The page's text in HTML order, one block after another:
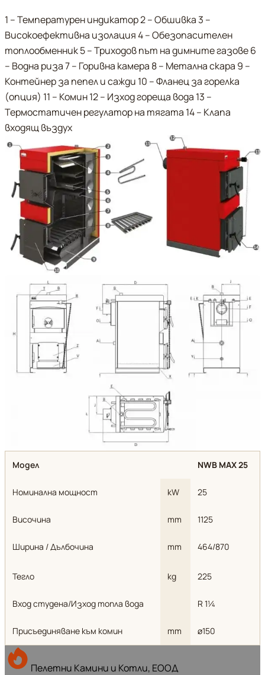
1 – Температурен индикатор 2 – Обшивка 3 –
Високоефективна изолация 4 – Обезопасителен
топлообменник 5 – Триходов път на димните газове 6
– Водна риза 7 – Горивна камера 8 – Метална скара 9 –
Контейнер за пепел и сажди 10 – Фланец за горелка
(опция) 11 – Комин 12 – Изход гореща вода 13 –
Термостатичен регулатор на тягата 14 – Клапа
входящ въздух
Модел NWB MAX 25
Номинална мощност kW 25
Височина mm 1125
Ширина / Дълбочина mm 464/870
Тегло kg 225
Вход студена/Изход топла вода R 1¼
Присъединяване към комин mm ø150
Пелетни Камини и Котли, ЕООД